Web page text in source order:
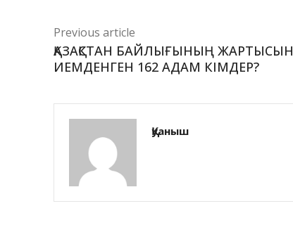
Previous article
ҚАЗАҚСТАН БАЙЛЫҒЫНЫҢ ЖАРТЫСЫН
ИЕМДЕНГЕН 162 АДАМ КІМДЕР?
Қуаныш